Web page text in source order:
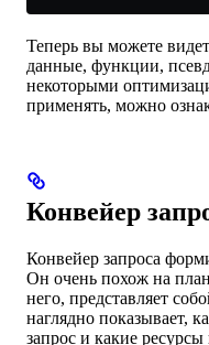
Теперь вы можете
данные, функции,
некоторыми
применять, можно
Конвейер
Конвейер запроса
Он очень похож на
него, представляет
наглядно показывает,
запрос и какие